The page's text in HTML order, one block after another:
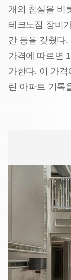
개의 침실을 비
테크노짐 장비
간 등을 갖췄다
가격에 따르면
가한다. 이 가
린 아파트 기록